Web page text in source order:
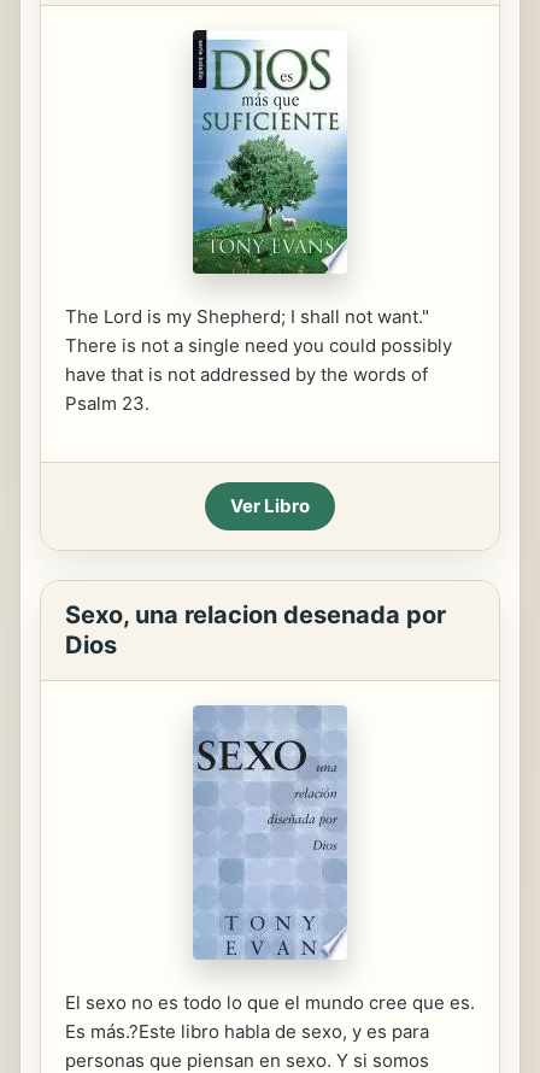
The Lord is my Shepherd; I shall not want."
There is not a single need you could possibly
have that is not addressed by the words of
Psalm 23.
Ver Libro
Sexo, una relacion desenada por
Dios
El sexo no es todo lo que el mundo cree que es.
Es más.?Este libro habla de sexo, y es para
personas que piensan en sexo. Y si somos